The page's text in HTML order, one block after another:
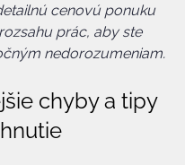
cenovú ponuku
prác, aby ste
nedorozumeniam.
chyby a tipy